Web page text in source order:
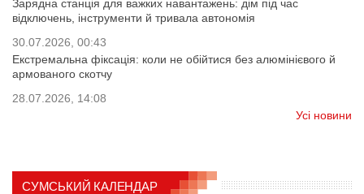
Зарядна станція для важких навантажень: дім під час
відключень, інструменти й тривала автономія
30.07.2026, 00:43
Екстремальна фіксація: коли не обійтися без алюмінієвого й
армованого скотчу
28.07.2026, 14:08
Усі новини
СУМСЬКИЙ КАЛЕНДАР